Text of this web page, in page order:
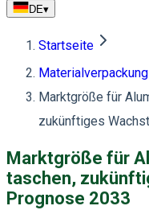
DE▾
Startseite
Materialverpackung
Marktgröße für
zukünftiges
Marktgröße für
taschen,
Prognose 2033